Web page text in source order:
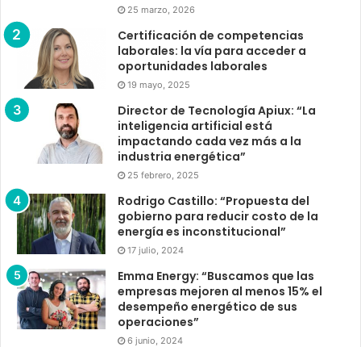
25 marzo, 2026
Certificación de competencias
laborales: la vía para acceder a
oportunidades laborales
19 mayo, 2025
Director de Tecnología Apiux: “La
inteligencia artificial está
impactando cada vez más a la
industria energética”
25 febrero, 2025
Rodrigo Castillo: “Propuesta del
gobierno para reducir costo de la
energía es inconstitucional”
17 julio, 2024
Emma Energy: “Buscamos que las
empresas mejoren al menos 15% el
desempeño energético de sus
operaciones”
6 junio, 2024